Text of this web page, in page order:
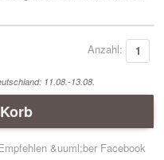
Anzahl:
11.08.-13.08.